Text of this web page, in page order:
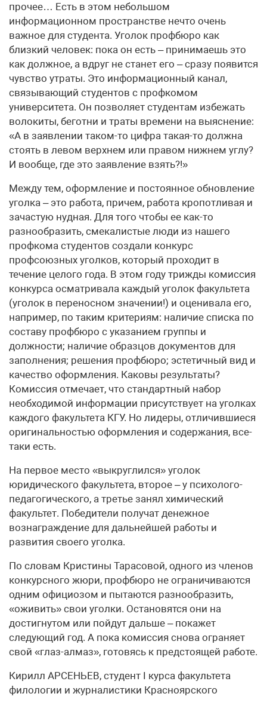
прочее… Есть в этом небольшом
информационном пространстве нечто очень
важное для студента. Уголок профбюро как
близкий человек: пока он есть – принимаешь это
как должное, а вдруг не станет его – сразу появится
чувство утраты. Это информационный канал,
связывающий студентов с профкомом
университета. Он позволяет студентам избежать
волокиты, беготни и траты времени на выяснение:
«А в заявлении таком-то цифра такая-то должна
стоять в левом верхнем или правом нижнем углу?
И вообще, где это заявление взять?!»
Между тем, оформление и постоянное обновление
уголка – это работа, причем, работа кропотливая и
зачастую нудная. Для того чтобы ее как-то
разнообразить, смекалистые люди из нашего
профкома студентов создали конкурс
профсоюзных уголков, который проходит в
течение целого года. В этом году трижды комиссия
конкурса осматривала каждый уголок факультета
(уголок в переносном значении!) и оценивала его,
например, по таким критериям: наличие списка по
составу профбюро с указанием группы и
должности; наличие образцов документов для
заполнения; решения профбюро; эстетичный вид и
качество оформления. Каковы результаты?
Комиссия отмечает, что стандартный набор
необходимой информации присутствует на уголках
каждого факультета КГУ. Но лидеры, отличившиеся
оригинальностью оформления и содержания, все-
таки есть.
На первое место «выкруглился» уголок
юридического факультета, второе – у психолого-
педагогического, а третье занял химический
факультет. Победители получат денежное
вознаграждение для дальнейшей работы и
развития своего уголка.
По словам Кристины Тарасовой, одного из членов
конкурсного жюри, профбюро не ограничиваются
одним официозом и пытаются разнообразить,
«оживить» свои уголки. Остановятся они на
достигнутом или пойдут дальше – покажет
следующий год. А пока комиссия снова ограняет
свой «глаз-алмаз», готовясь к предстоящей работе.
Кирилл АРСЕНЬЕВ, студент I курса факультета
филологии и журналистики Красноярского